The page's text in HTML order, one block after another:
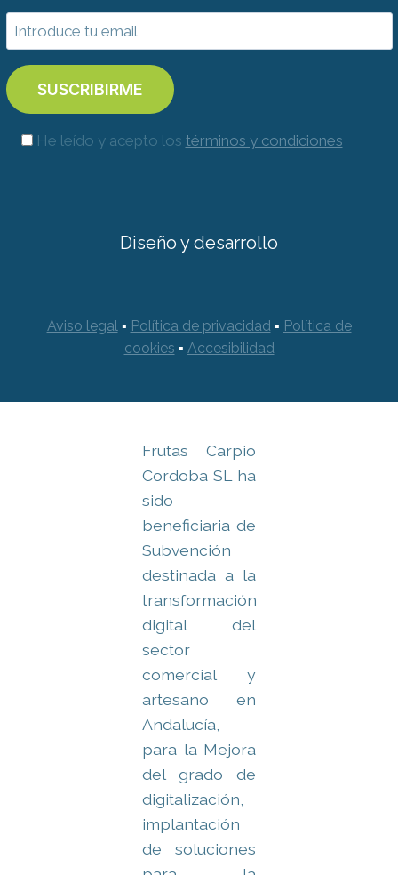
He leído y acepto los términos y condiciones
Diseño y desarrollo
Aviso legal▪ Política de privacidad▪ Política de
cookies ▪ Accesibilidad
Frutas Carpio
Cordoba SL ha
sido
beneficiaria de
Subvención
destinada a la
transformación
digital del
sector
comercial y
artesano en
Andalucía,
para la Mejora
del grado de
digitalización,
implantación
de soluciones